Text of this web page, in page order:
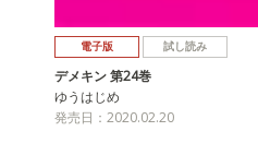
電子版 試し読み
デメキン 第24巻
ゆうはじめ
発売日：2020.02.20